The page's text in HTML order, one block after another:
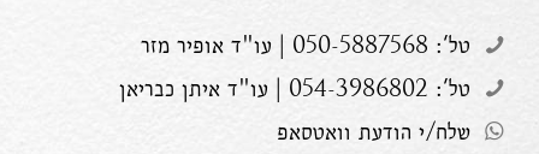
טל': 050-5887568 | עו"ד אופיר מזר
טל': 054-3986802 | עו"ד איתן כבריאן
שלח/י הודעת וואטסאפ